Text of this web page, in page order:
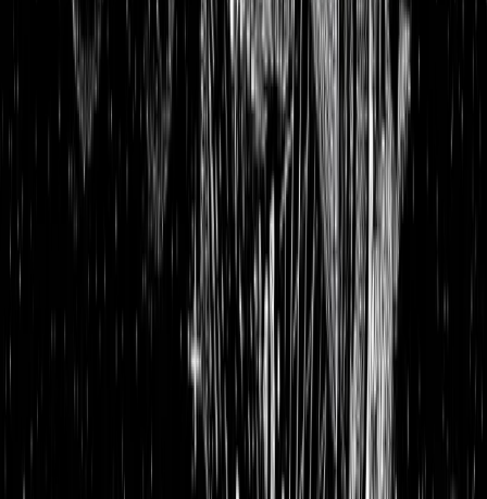
Aktienanalysen